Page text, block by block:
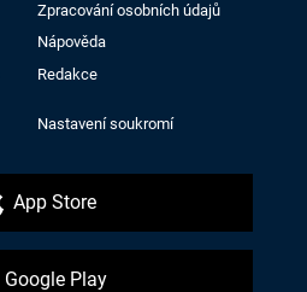
Zpracování osobních údajů
Nápověda
Redakce
Nastavení soukromí
App Store
Google Play